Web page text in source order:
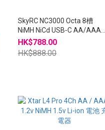
SkyRC NC3000 Octa 8槽
NiMH NiCd USB-C AA/AAA電
池 充電器
HK$788.00
HK$888.00